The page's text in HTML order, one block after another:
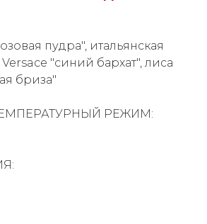
пудра", итальянская
"синий бархат", лиса
бриза"
РЕЖИМ: